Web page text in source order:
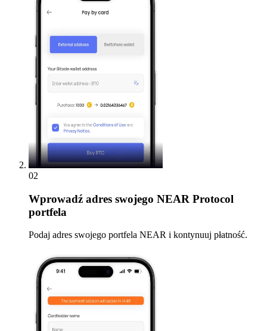
02
Wprowadź adres swojego NEAR Protocol
portfela
Podaj adres swojego portfela NEAR i kontynuuj płatność.